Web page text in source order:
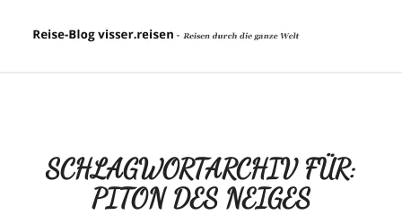
SCHLAGWORTARCHIV FÜR:
PITON DES NEIGES